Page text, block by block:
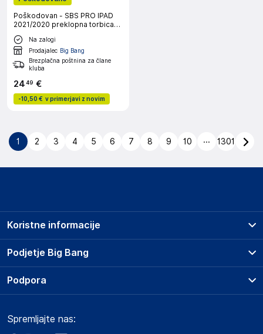
Poškodovan - SBS PRO IPAD
2021/2020 preklopna torbica
črna
Na zalogi
Prodajalec Big Bang
Brezplačna poštnina za člane
kluba
2449 €
-10,50 € v primerjavi z novim
1 2 3 4 5 6 7 8 9 10 ... 1301
Podjetje Big Bang
O podjetju
Obvestila za javnost
Koristne informacije
Prodajna mesta
Storitve
Dostava, vnos in odvoz
Podpora
Marketplace
Spremljajte nas: